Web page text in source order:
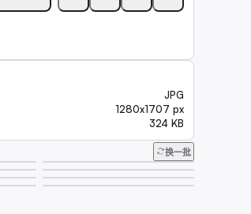
JPG
1280x1707 px
324 KB
换一批